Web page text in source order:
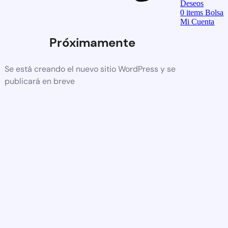
Próximamente
Se está creando el nuevo sitio WordPress y se
publicará en breve
Deseos
0items Bolsa
Mi Cuenta